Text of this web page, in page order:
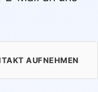
AUFNEHMEN